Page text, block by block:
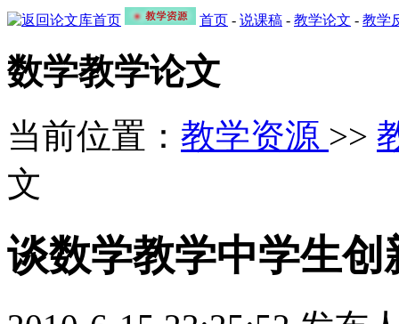
首页 - 说课稿 - 教学论文 - 教学
数学教学论文
当前位置： 教学资源 >>
文
谈数学教学中学生创